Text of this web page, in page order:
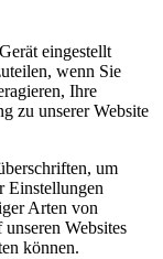
eingestellt
wenn Sie
Ihre
zu unserer Website
um
Einstellungen
Arten von
Websites
können.